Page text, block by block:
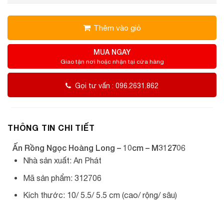
Thêm vào giỏ
MUA NGAY
Giao tận nơi hoặc nhận tại cửa hàng
Gọi tư vấn : 096.2631.862
THÔNG TIN CHI TIẾT
Ấn Rồng Ngọc Hoàng Long – 10cm – M312706
Nhà sản xuất: An Phát
Mã sản phẩm: 312706
Kích thước: 10/ 5.5/ 5.5 cm (cao/ rộng/ sâu)